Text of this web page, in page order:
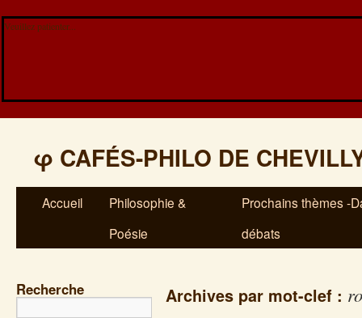
Veuillez patienter...
φ CAFÉS-PHILO DE
Accueil
Philosophie &
Poésie
Prochains thèmes -
débats
Recherche Archives par mot-clef :